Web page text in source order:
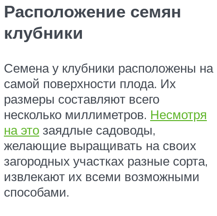
Расположение семян
клубники
Семена у клубники расположены на
самой поверхности плода. Их
размеры составляют всего
несколько миллиметров. Несмотря
на это заядлые садоводы,
желающие выращивать на своих
загородных участках разные сорта,
извлекают их всеми возможными
способами.